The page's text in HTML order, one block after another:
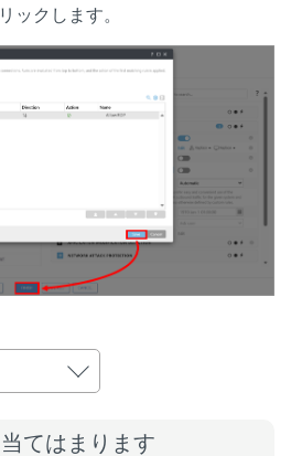
ックします。
てはまります